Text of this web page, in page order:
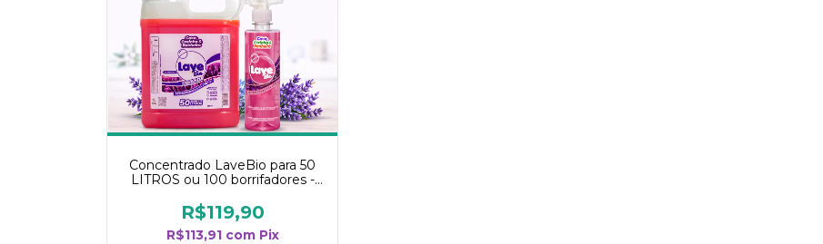
Concentrado LaveBio para 50
LITROS ou 100 borrifadores -
- Lavanda
R$119,90
R$113,91 com Pix